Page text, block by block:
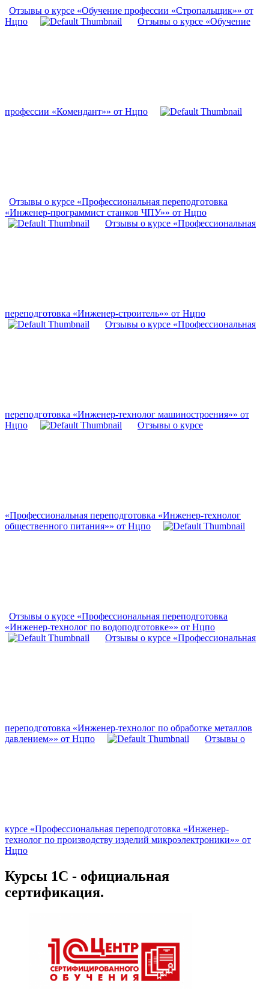
Отзывы о курсе «Обучение профессии «Стропальщик»» от
Нцпо
Отзывы о курсе «Обучение
профессии «Комендант»» от Нцпо
Отзывы о курсе «Профессиональная переподготовка
«Инженер-программист станков ЧПУ»» от Нцпо
Отзывы о курсе «Профессиональная
переподготовка «Инженер-строитель»» от Нцпо
Отзывы о курсе «Профессиональная
переподготовка «Инженер-технолог машиностроения»» от
Нцпо
Отзывы о курсе
«Профессиональная переподготовка «Инженер-технолог
общественного питания»» от Нцпо
Отзывы о курсе «Профессиональная переподготовка
«Инженер-технолог по водоподготовке»» от Нцпо
Отзывы о курсе «Профессиональная
переподготовка «Инженер-технолог по обработке металлов
давлением»» от Нцпо
Отзывы о
курсе «Профессиональная переподготовка «Инженер-
технолог по производству изделий микроэлектроники»» от
Нцпо
Курсы 1С - официальная
сертификация.